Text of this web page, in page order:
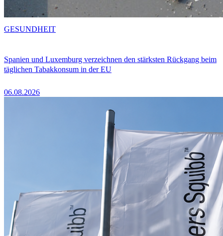
Spanien und Luxemburg verzeichnen den stärksten Rückgang beim
täglichen Tabakkonsum in der EU
06.08.2026
GESUNDHEIT